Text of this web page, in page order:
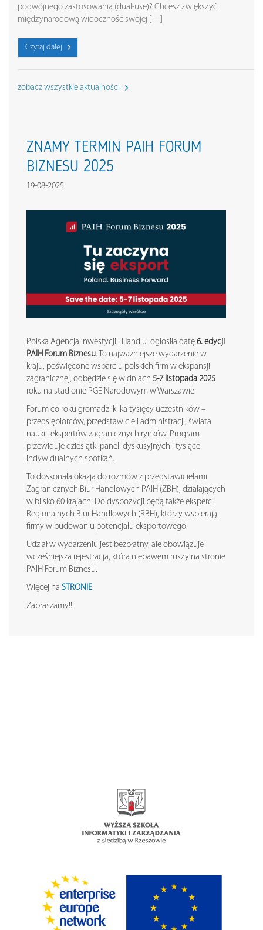
podwójnego zastosowania (dual-use)? Chcesz zwiększyć
międzynarodową widoczność swojej […]
Czytaj dalej
zobacz wszystkie aktualności
ZNAMY TERMIN PAIH FORUM
BIZNESU 2025
19-08-2025
Polska Agencja Inwestycji i Handlu ogłosiła datę 6. edycji
PAIH Forum Biznesu. To najważniejsze wydarzenie w
kraju, poświęcone wsparciu polskich firm w ekspansji
zagranicznej, odbędzie się w dniach 5-7 listopada 2025
roku na stadionie PGE Narodowym w Warszawie.
Forum co roku gromadzi kilka tysięcy uczestników –
przedsiębiorców, przedstawicieli administracji, świata
nauki i ekspertów zagranicznych rynków. Program
przewiduje dziesiątki paneli dyskusyjnych i tysiące
indywidualnych spotkań.
To doskonała okazja do rozmów z przedstawicielami
Zagranicznych Biur Handlowych PAIH (ZBH), działających
w blisko 60 krajach. Do dyspozycji będą także eksperci
Regionalnych Biur Handlowych (RBH), którzy wspierają
firmy w budowaniu potencjału eksportowego.
Udział w wydarzeniu jest bezpłatny, ale obowiązuje
wcześniejsza rejestracja, która niebawem ruszy na stronie
PAIH Forum Biznesu.
Więcej na STRONIE
Zapraszamy!!